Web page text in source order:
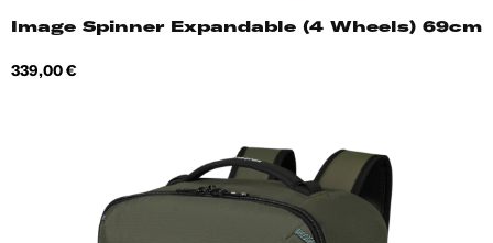
Image Spinner Expandable (4 Wheels) 69cm
Hind
339,00 €